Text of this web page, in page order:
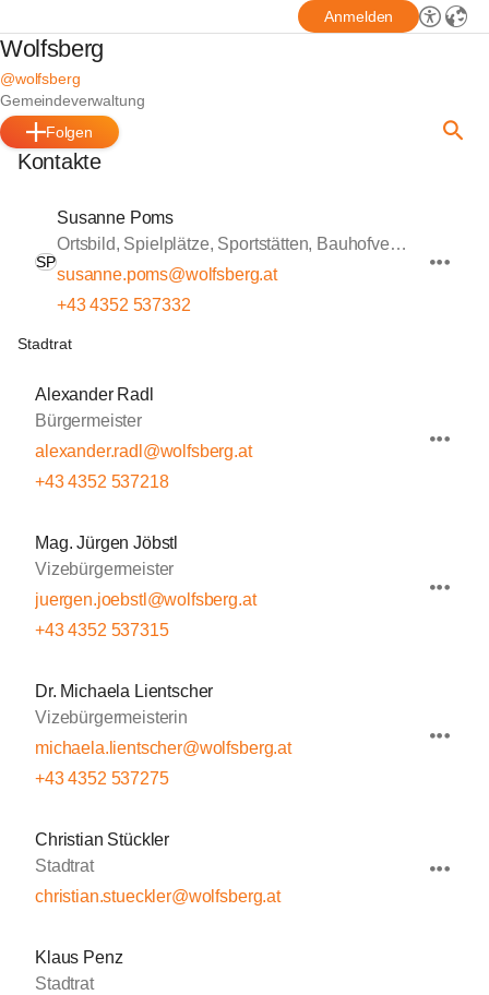
Anmelden
Wolfsberg
@wolfsberg
Gemeindeverwaltung
Folgen
Kontakte
SP
Susanne Poms
Ortsbild, Spielplätze, Sportstätten, Bauhofverwaltung
susanne.poms@wolfsberg.at
+43 4352 537332
Stadtrat
Alexander Radl
Bürgermeister
alexander.radl@wolfsberg.at
+43 4352 537218
Mag. Jürgen Jöbstl
Vizebürgermeister
juergen.joebstl@wolfsberg.at
+43 4352 537315
Dr. Michaela Lientscher
Vizebürgermeisterin
michaela.lientscher@wolfsberg.at
+43 4352 537275
Christian Stückler
Stadtrat
christian.stueckler@wolfsberg.at
Klaus Penz
Stadtrat